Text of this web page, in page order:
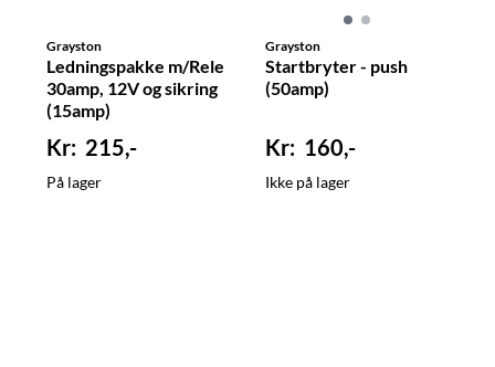
Grayston
Ledningspakke m/Rele
30amp, 12V og sikring
(15amp)
215,-
På lager
Grayston
Startbryter - push
(50amp)
160,-
Ikke på lager